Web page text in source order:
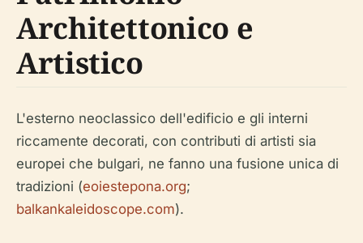
Architettonico e
Artistico
L'esterno neoclassico dell'edificio e gli interni
riccamente decorati, con contributi di artisti sia
europei che bulgari, ne fanno una fusione unica di
tradizioni (eoiestepona.org;
balkankaleidoscope.com).